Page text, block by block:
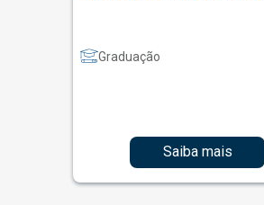
Graduação
Saiba mais